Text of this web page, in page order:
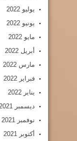
يوليو 2022
يونيو 2022
مايو 2022
أبريل 2022
مارس 2022
فبراير 2022
يناير 2022
ديسمبر 2021
نوفمبر 2021
أكتوبر 2021